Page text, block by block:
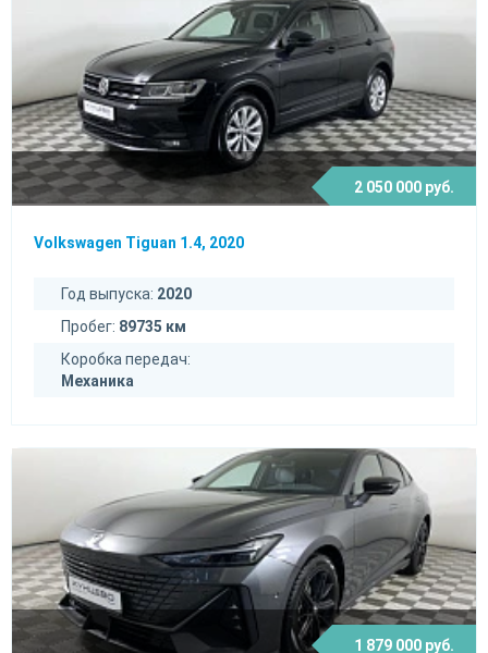
2 050 000 руб.
Volkswagen Tiguan 1.4, 2020
Год выпуска: 2020
Пробег: 89735 км
Коробка передач:
Механика
1 879 000 руб.